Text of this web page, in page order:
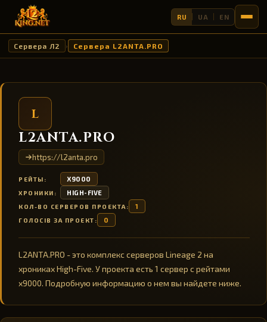
RU UA EN
Сервера Л2 › Сервера L2ANTA.PRO
L
L2ANTA.PRO
https://l2anta.pro
РЕЙТЫ: X9000
ХРОНИКИ: HIGH-FIVE
КОЛ-ВО СЕРВЕРОВ ПРОЕКТА: 1
ГОЛОСІВ ЗА ПРОЕКТ: 0
L2ANTA.PRO - это комплекс серверов Lineage 2 на
хрониках High-Five. У проекта есть 1 сервер с рейтами
x9000. Подробную информацию о нем вы найдете ниже.